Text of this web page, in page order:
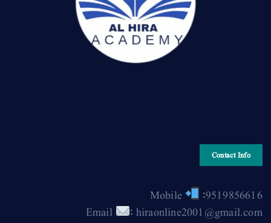
Contact Info
Mobile
:9519856616
Email
: hiraonline2001@gmail.com